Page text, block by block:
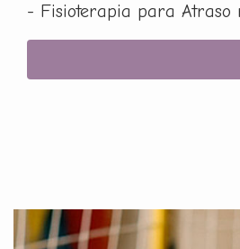
- Fisioterapia para Atraso